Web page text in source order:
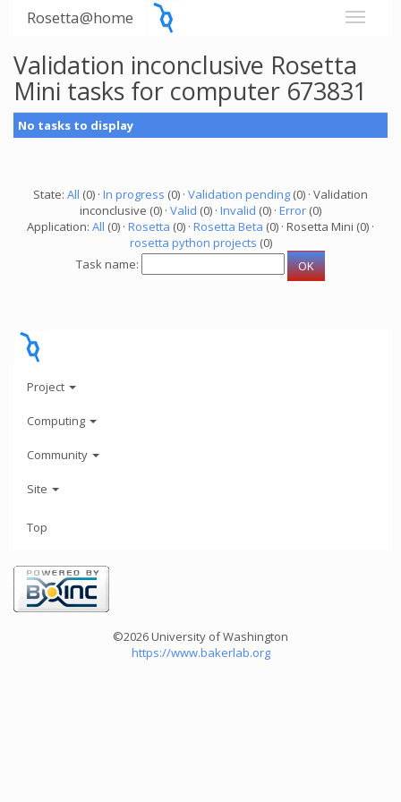
Rosetta@home
Validation inconclusive Rosetta
Mini tasks for computer 673831
No tasks to display
State: All (0) · In progress (0) · Validation pending (0) · Validation
inconclusive (0) · Valid (0) · Invalid (0) · Error (0)
Application: All (0) · Rosetta (0) · Rosetta Beta (0) · Rosetta Mini (0) ·
rosetta python projects (0)
Task name:
Project
Computing
Community
Site
Top
©2026 University of Washington
https://www.bakerlab.org